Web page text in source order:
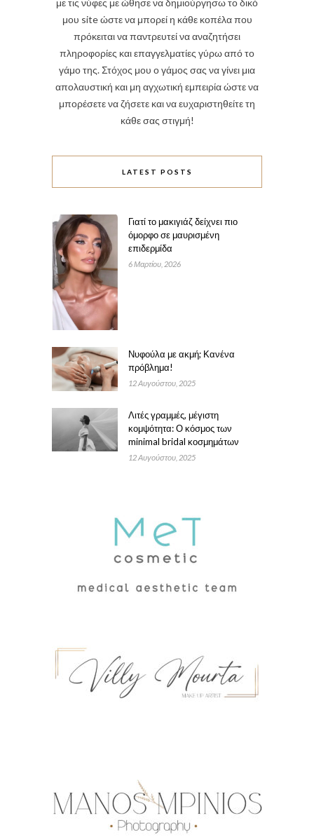
με τις νύφες με ώθησε να δημιούργησω το δικό
μου site ώστε να μπορεί η κάθε κοπέλα που
πρόκειται να παντρευτεί να αναζητήσει
πληροφορίες και επαγγελματίες γύρω από το
γάμο της. Στόχος μου ο γάμος σας να γίνει μια
απολαυστική και μη αγχωτική εμπειρία ώστε να
μπορέσετε να ζήσετε και να ευχαριστηθείτε τη
κάθε σας στιγμή!
LATEST POSTS
Γιατί το μακιγιάζ δείχνει πιο
όμορφο σε μαυρισμένη
επιδερμίδα
6 Μαρτίου, 2026
Νυφούλα με ακμή; Κανένα
πρόβλημα!
12 Αυγούστου, 2025
Λιτές γραμμές, μέγιστη
κομψότητα: Ο κόσμος των
minimal bridal κοσμημάτων
12 Αυγούστου, 2025